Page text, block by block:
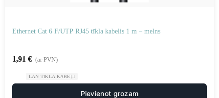
Ethernet Cat 6 F/UTP RJ45 tīkla kabelis 1 m – melns
1,91 € (ar PVN)
LAN TĪKLA KABEĻI
Pievienot grozam